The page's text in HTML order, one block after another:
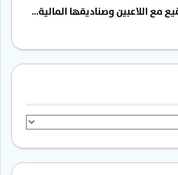
مع اللاعبين وصناديقها المالية…